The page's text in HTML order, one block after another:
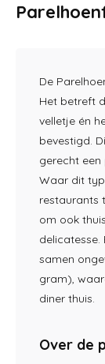
De
Het betreft
velletje én
bevestigd.
gerecht
Waar dit
restaurants
om ook
delicatesse.
samen
gram),
diner thuis.
Over de